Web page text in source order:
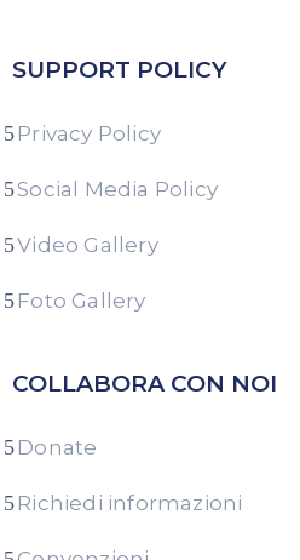
SUPPORT POLICY
Privacy Policy
Social Media Policy
Video Gallery
Foto Gallery
COLLABORA CON NOI
Donate
Richiedi informazioni